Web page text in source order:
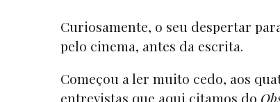
Curiosamente, o seu despertar
pelo cinema, antes da escrita.
Começou a ler muito cedo, aos
entrevistas que aqui citamos do